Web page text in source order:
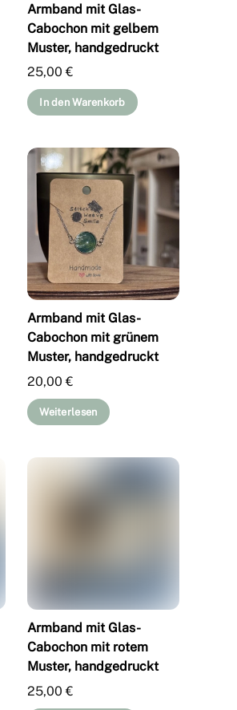
Armband mit Glas-
Cabochon mit gelbem
Muster, handgedruckt
25,00€
In den Warenkorb
Armband mit Glas-
Cabochon mit grünem
Muster, handgedruckt
20,00€
Weiterlesen
Armband mit Glas-
Cabochon mit rotem
Muster, handgedruckt
25,00€